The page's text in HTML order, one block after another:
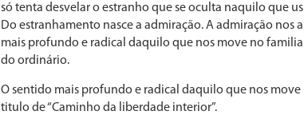
só tenta desvelar o estranho que se oculta naquilo que
Do estranhamen­to nasce a admiração. A admiração
mais profundo e radical daquilo que nos move no
do ordinário.
O sentido mais profundo e radical daquilo que nos
titulo de “Caminho da liberdade interior”.